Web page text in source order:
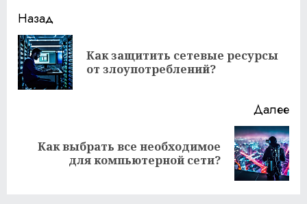
Продолжить
чтение
Назад
Как защитить сетевые ресурсы
от злоупотреблений?
Далее
Следующая
Как выбрать все необходимое
для компьютерной сети?